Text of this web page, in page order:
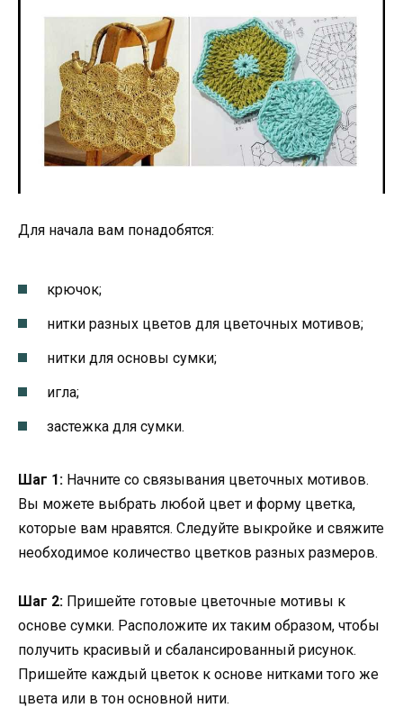
Для начала вам понадобятся:
крючок;
нитки разных цветов для цветочных мотивов;
нитки для основы сумки;
игла;
застежка для сумки.
Шаг 1: Начните со связывания цветочных мотивов.
Вы можете выбрать любой цвет и форму цветка,
которые вам нравятся. Следуйте выкройке и свяжите
необходимое количество цветков разных размеров.
Шаг 2: Пришейте готовые цветочные мотивы к
основе сумки. Расположите их таким образом, чтобы
получить красивый и сбалансированный рисунок.
Пришейте каждый цветок к основе нитками того же
цвета или в тон основной нити.